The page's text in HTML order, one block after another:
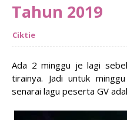
Tahun 2019
Ciktie
Ada 2 minggu je lagi
tirainya. Jadi untuk
senarai lagu peserta GV